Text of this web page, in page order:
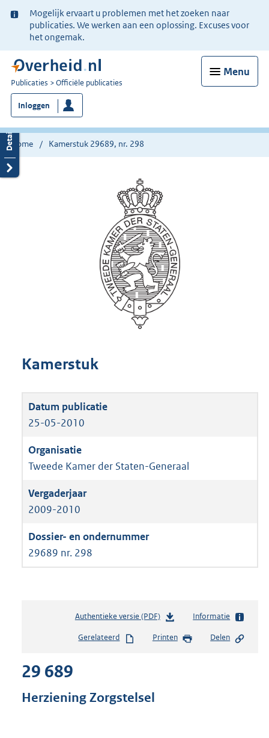
Ter
informatie:
Mogelijk ervaart u problemen met het zoeken naar
publicaties. We werken aan een oplossing. Excuses voor
het ongemak.
Menu
U
bent
nu
hier:
Publicaties Officiële publicaties
Inloggen
Home Kamerstuk 29689, nr. 298
Kamerstuk
25-05-2010
Tweede Kamer der Staten-Generaal
2009-2010
29689 nr. 298
Authentieke versie (PDF)b
s
Informatie
Gerelateerd Printen Delen
29 689
Herziening Zorgstelsel